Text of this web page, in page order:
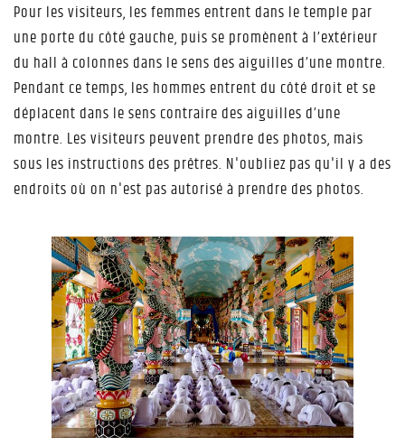
Pour les visiteurs, les femmes entrent dans le temple par
une porte du côté gauche, puis se promènent à l’extérieur
du hall à colonnes dans le sens des aiguilles d’une montre.
Pendant ce temps, les hommes entrent du côté droit et se
déplacent dans le sens contraire des aiguilles d’une
montre. Les visiteurs peuvent prendre des photos, mais
sous les instructions des prêtres. N'oubliez pas qu'il y a des
endroits où on n'est pas autorisé à prendre des photos.